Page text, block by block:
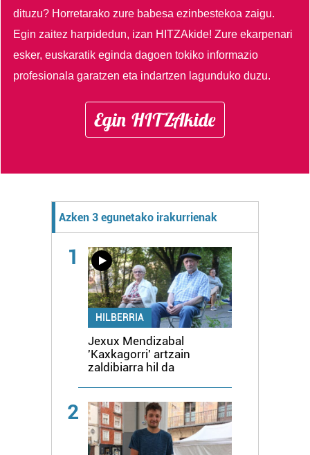
dituzu? Horretarako zure babesa ezinbestekoa zaigu.
Egin zaitez harpidedun, izan HITZAkide!Zure ekarpenari
esker, euskaratik eginda dagoen tokiko informazio
profesionala garatzen eta indartzen lagunduko duzu.
Egin HITZAkide
Azken 3 egunetako irakurrienak
1
HILBERRIA
Jexux Mendizabal
'Kaxkagorri' artzain
zaldibiarra hil da
2